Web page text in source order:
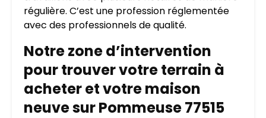
régulière. C’est une profession réglementée
avec des professionnels de qualité.
Notre zone d’intervention
pour trouver votre terrain à
acheter et votre maison
neuve sur Pommeuse 77515